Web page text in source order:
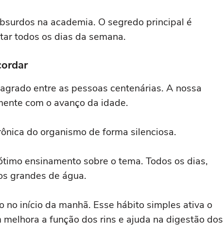
na academia. O segredo principal é
todos os dias da semana.
entre as pessoas centenárias. A nossa
com o avanço da idade.
do organismo de forma silenciosa.
ensinamento sobre o tema. Todos os dias,
grandes de água.
início da manhã. Esse hábito simples ativa o
a função dos rins e ajuda na digestão dos